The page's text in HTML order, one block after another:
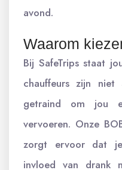
avond.
Waarom
Bij SafeTrips staat
chauffeurs zijn
getraind om jou
vervoeren. Onze
zorgt ervoor dat
invloed van drank